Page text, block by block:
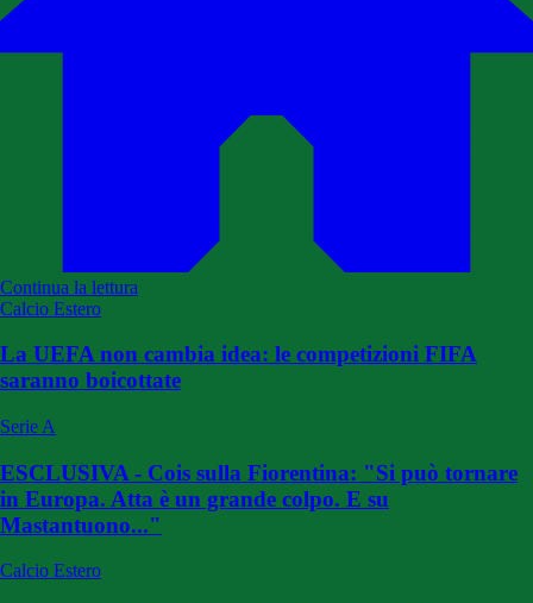
Continua la lettura
Calcio Estero
La UEFA non cambia idea: le competizioni FIFA
saranno boicottate
Serie A
ESCLUSIVA - Cois sulla Fiorentina: "Si può tornare
in Europa. Atta è un grande colpo. E su
Mastantuono..."
Calcio Estero